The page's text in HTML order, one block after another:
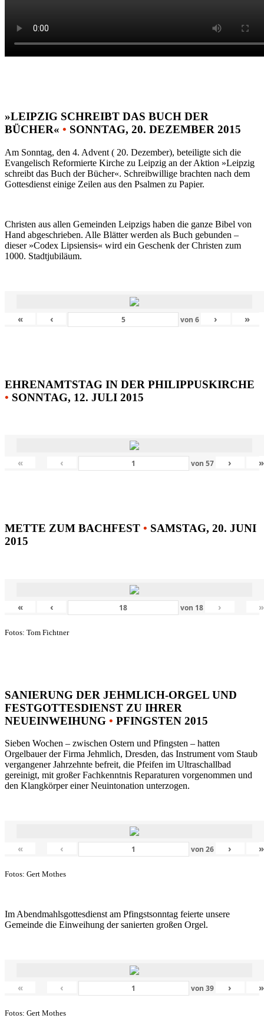
»LEIPZIG SCHREIBT DAS BUCH DER
BÜCHER« • SONNTAG, 20. DEZEMBER 2015
Am Sonntag, den 4. Advent ( 20. Dezember), beteiligte sich die
Evangelisch Reformierte Kirche zu Leipzig an der Aktion »Leipzig
schreibt das Buch der Bücher«. Schreibwillige brachten nach dem
Gottesdienst einige Zeilen aus den Psalmen zu Papier.
Christen aus allen Gemeinden Leipzigs haben die ganze Bibel von
Hand abgeschrieben. Alle Blätter werden als Buch gebunden –
dieser »Codex Lipsiensis« wird ein Geschenk der Christen zum
1000. Stadtjubiläum.
« ‹ von6 › »
EHRENAMTSTAG IN DER PHILIPPUSKIRCHE
• SONNTAG, 12. JULI 2015
« ‹ von 57 › »
METTE ZUM BACHFEST • SAMSTAG, 20. JUNI
2015
« ‹ von 18 › »
Fotos: Tom Fichtner
SANIERUNG DER JEHMLICH-ORGEL UND
FESTGOTTESDIENST ZU IHRER
NEUEINWEIHUNG • PFINGSTEN 2015
Sieben Wochen – zwischen Ostern und Pfingsten – hatten
Orgelbauer der Firma Jehmlich, Dresden, das Instrument vom Staub
vergangener Jahrzehnte befreit, die Pfeifen im Ultraschallbad
gereinigt, mit großer Fachkenntnis Reparaturen vorgenommen und
den Klangkörper einer Neuintonation unterzogen.
« ‹ von 26 › »
Fotos: Gert Mothes
Im Abendmahlsgottesdienst am Pfingstsonntag feierte unsere
Gemeinde die Einweihung der sanierten großen Orgel.
« ‹ von 39 › »
Fotos: Gert Mothes